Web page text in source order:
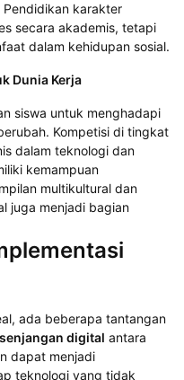
karakter
secara akademis, tetapi
dalam kehidupan sosial.
Dunia Kerja
siswa untuk menghadapi
Kompetisi di tingkat
dalam teknologi dan
kemampuan
multikultural dan
juga menjadi bagian
ada beberapa tantangan
digital antara
dapat menjadi
teknologi yang tidak